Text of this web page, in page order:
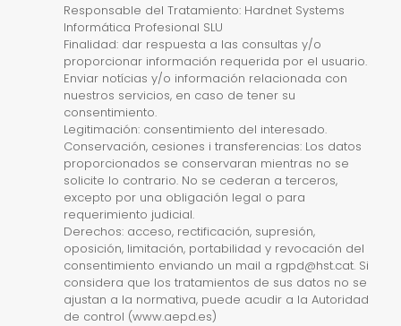
Responsable del Tratamiento: Hardnet Systems
Informática Profesional SLU
Finalidad: dar respuesta a las consultas y/o
proporcionar información requerida por el usuario.
Enviar notícias y/o información relacionada con
nuestros servicios, en caso de tener su
consentimiento.
Legitimación: consentimiento del interesado.
Conservación, cesiones i transferencias: Los datos
proporcionados se conservaran mientras no se
solicite lo contrario. No se cederan a terceros,
excepto por una obligación legal o para
requerimiento judicial.
Derechos: acceso, rectificación, supresión,
oposición, limitación, portabilidad y revocación del
consentimiento enviando un mail a rgpd@hst.cat. Si
considera que los tratamientos de sus datos no se
ajustan a la normativa, puede acudir a la Autoridad
de control (www.aepd.es)